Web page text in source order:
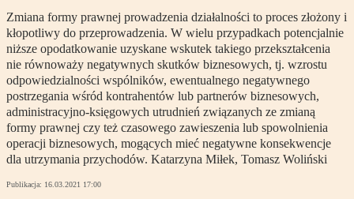
Zmiana formy prawnej prowadzenia działalności to proces złożony i
kłopotliwy do przeprowadzenia. W wielu przypadkach potencjalnie
niższe opodatkowanie uzyskane wskutek takiego przekształcenia
nie równoważy negatywnych skutków biznesowych, tj. wzrostu
odpowiedzialności wspólników, ewentualnego negatywnego
postrzegania wśród kontrahentów lub partnerów biznesowych,
administracyjno-księgowych utrudnień związanych ze zmianą
formy prawnej czy też czasowego zawieszenia lub spowolnienia
operacji biznesowych, mogących mieć negatywne konsekwencje
dla utrzymania przychodów. Katarzyna Miłek, Tomasz Woliński
Publikacja: 16.03.2021 17:00